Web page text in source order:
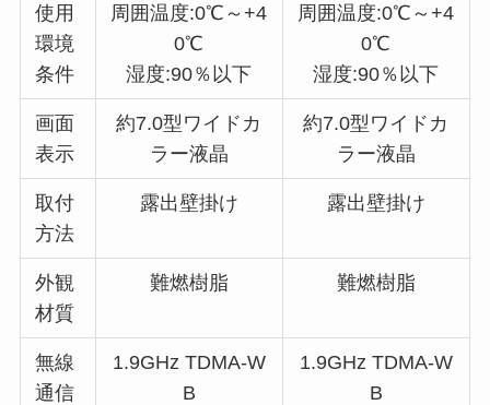
使用
環境
条件
周囲温度:0℃～+4
0℃
湿度:90％以下
周囲温度:0℃～+4
0℃
湿度:90％以下
画面
表示
約7.0型ワイドカ
ラー液晶
約7.0型ワイドカ
ラー液晶
取付
方法
露出壁掛け 露出壁掛け
外観
材質
難燃樹脂 難燃樹脂
無線
通信
1.9GHz TDMA-W
B
1.9GHz TDMA-W
B